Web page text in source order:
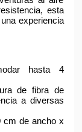
esta
experiencia
hasta 4
de fibra de
a diversas
cm de ancho x